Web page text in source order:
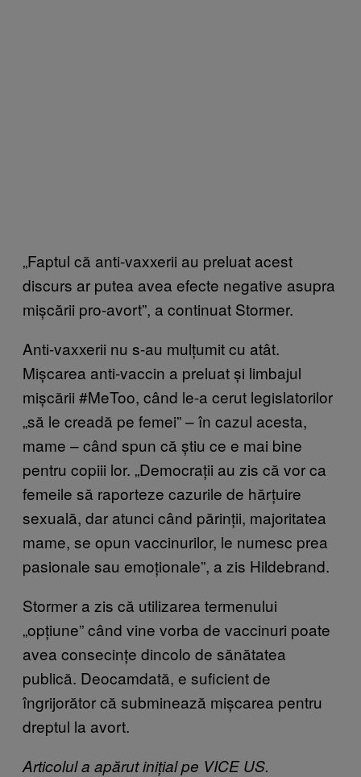
„Faptul că anti-vaxxerii au preluat acest
discurs ar putea avea efecte negative asupra
mișcării pro-avort”, a continuat Stormer.
Anti-vaxxerii nu s-au mulțumit cu atât.
Mișcarea anti-vaccin a preluat și limbajul
mișcării #MeToo, când le-a cerut legislatorilor
„să le creadă pe femei” – în cazul acesta,
mame – când spun că știu ce e mai bine
pentru copiii lor. „Democrații au zis că vor ca
femeile să raporteze cazurile de hărțuire
sexuală, dar atunci când părinții, majoritatea
mame, se opun vaccinurilor, le numesc prea
pasionale sau emoționale”, a zis Hildebrand.
Stormer a zis că utilizarea termenului
„opțiune” când vine vorba de vaccinuri poate
avea consecințe dincolo de sănătatea
publică. Deocamdată, e suficient de
îngrijorător că subminează mișcarea pentru
dreptul la avort.
Articolul a apărut inițial pe VICE US.